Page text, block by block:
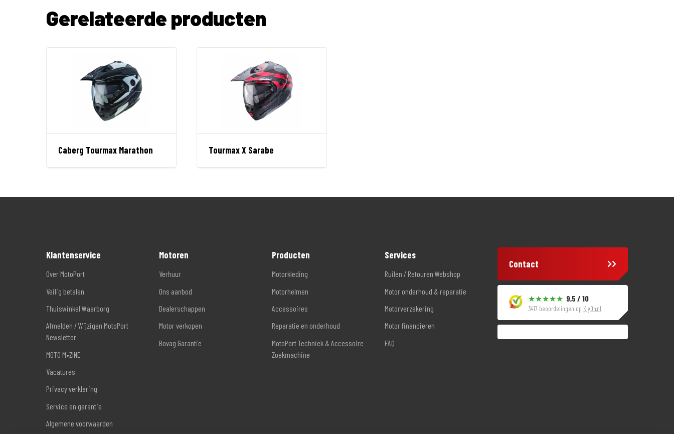
Gerelateerde producten
Caberg Tourmax Marathon Tourmax X Sarabe
Klantenservice
Over MotoPort
Veilig betalen
Thuiswinkel Waarborg
Afmelden / Wijzigen MotoPort
Newsletter
MOTO M•ZINE
Vacatures
Privacy verklaring
Service en garantie
Algemene voorwaarden
Motoren
Verhuur
Ons aanbod
Dealerschappen
Motor verkopen
Bovag Garantie
Producten
Motorkleding
Motorhelmen
Accessoires
Reparatie en onderhoud
MotoPort Techniek & Accessoire
Zoekmachine
Services
Ruilen / Retouren Webshop
Motor onderhoud & reparatie
Motorverzekering
Motor financieren
FAQ
Contact
9,5 / 10
3417 beoordelingen op KiyOh.nl